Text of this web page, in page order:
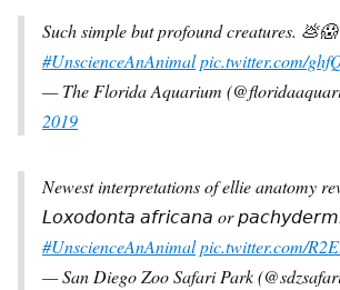
Such simple but profound creatures. 💩😱
#UnscienceAnAnimalpic.twitter.com/
— The Florida Aquarium
2019
Newest interpretations of ellie anatomy
𝘓𝘰𝘹𝘰𝘥𝘰𝘯𝘵𝘢 𝘢𝘧𝘳𝘪𝘤𝘢𝘯𝘢 or
#UnscienceAnAnimalpic.twitter.com/
— San Diego Zoo Safari Park